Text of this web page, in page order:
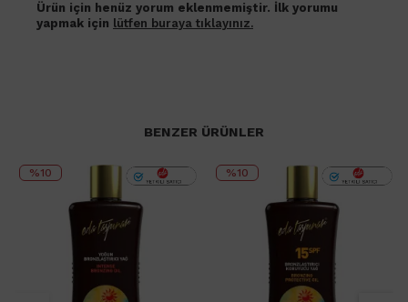
Ürün için henüz yorum eklenmemiştir. İlk yorumu
yapmak için lütfen buraya tıklayınız.
BENZER ÜRÜNLER
%10 %10